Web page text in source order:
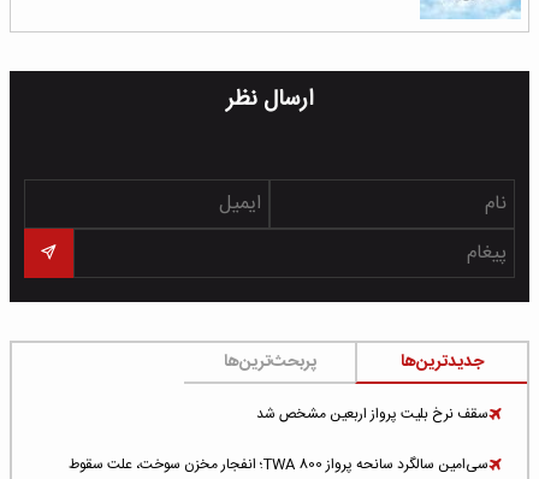
ارسال نظر
جدیدترین‌ها پربحث‌ترین‌ها
سقف نرخ بلیت پرواز اربعین مشخص شد
سی‌امین سالگرد سانحه پرواز TWA 800؛ انفجار مخزن سوخت، علت سقوط